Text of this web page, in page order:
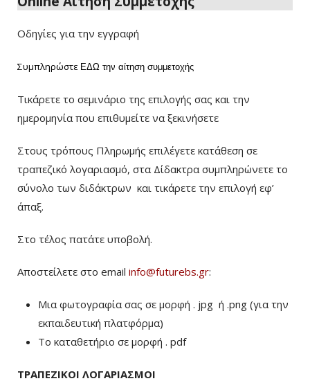
Οδηγίες για την εγγραφή
Συμπληρώστε ΕΔΩ την αίτηση συμμετοχής
Τικάρετε το σεμινάριο της επιλογής σας και την
ημερομηνία που επιθυμείτε να ξεκινήσετε
Στους τρόπους Πληρωμής επιλέγετε κατάθεση σε
τραπεζικό λογαριασμό, στα Δίδακτρα συμπληρώνετε το
σύνολο των διδάκτρων και τικάρετε την επιλογή εφ’
άπαξ.
Στο τέλος πατάτε υποβολή.
Αποστείλετε στο email info@futurebs.gr:
Μια φωτογραφία σας σε μορφή . jpg ή .png (για την
εκπαιδευτική πλατφόρμα)
To καταθετήριο σε μορφή . pdf
ΤΡΑΠΕΖΙΚΟΙ ΛΟΓΑΡΙΑΣΜΟΙ